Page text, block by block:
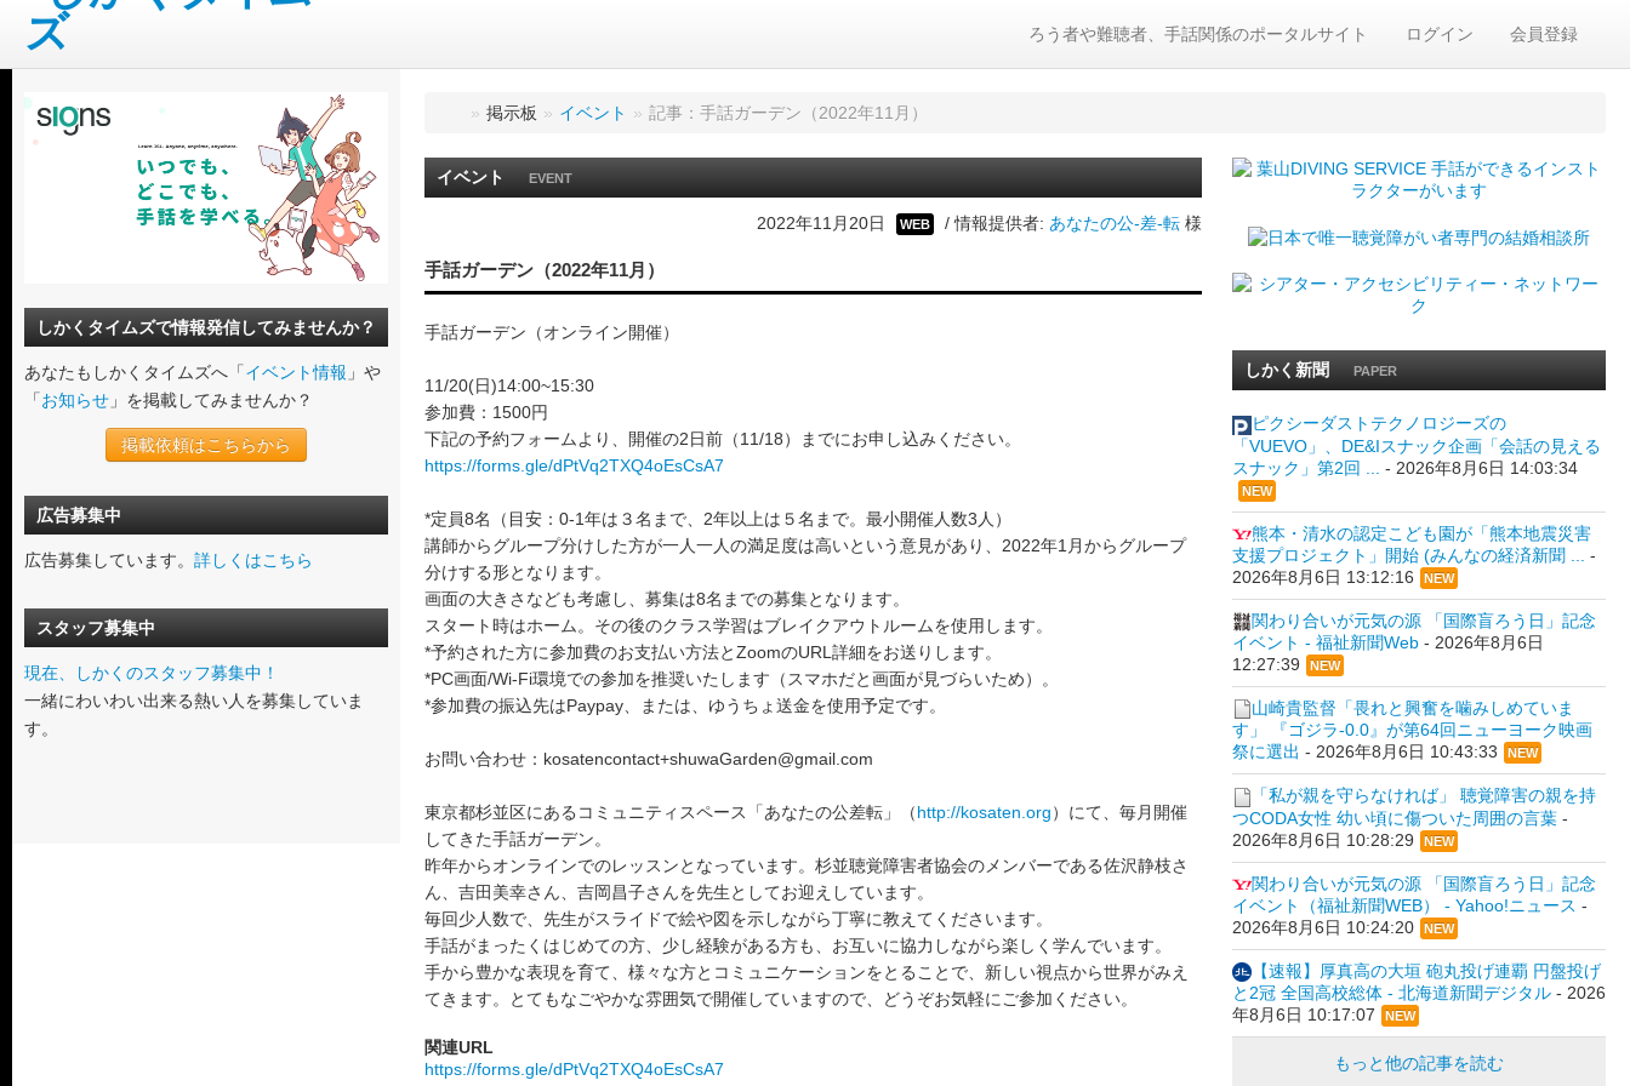
ログイン 会員登録
ろう者や難聴者、手話関係のポータルサイト
しかくタイムズで情報発信してみませんか？
あなたもしかくタイムズへ「イベント情報 」や
「お知らせ 」を掲載してみませんか？
掲載依頼はこちらから
広告募集中
広告募集しています。 詳しくはこちら
スタッフ募集中
現在、しかくのスタッフ募集中！
一緒にわいわい出来る熱い人を募集していま
す。
» 掲示板 » イベント » 記事：手話ガーデン（2022年11月）
イベント EVENT
2022年11月20日 WEB / 情報提供者: あなたの公-差-転 様
手話ガーデン（2022年11月）
手話ガーデン（オンライン開催）
11/20(日)14:00~15:30
参加費：1500円
下記の予約フォームより、開催の2日前（11/18）までにお申し込みください。
https://forms.gle/dPtVq2TXQ4oEsCsA7
*定員8名（目安：0-1年は３名まで、2年以上は５名まで。最小開催人数3人）
講師からグループ分けした方が一人一人の満足度は高いという意見があり、2022年1月からグループ
分けする形となります。
画面の大きさなども考慮し、募集は8名までの募集となります。
スタート時はホーム。その後のクラス学習はブレイクアウトルームを使用します。
*予約された方に参加費のお支払い方法とZoomのURL詳細をお送りします。
*PC画面/Wi-Fi環境での参加を推奨いたします（スマホだと画面が見づらいため）。
*参加費の振込先はPaypay、または、ゆうちょ送金を使用予定です。
お問い合わせ：kosatencontact+shuwaGarden@gmail.com
東京都杉並区にあるコミュニティスペース「あなたの公差転」（http://kosaten.org）にて、毎月開催
してきた手話ガーデン。
昨年からオンラインでのレッスンとなっています。杉並聴覚障害者協会のメンバーである佐沢静枝さ
ん、吉田美幸さん、吉岡昌子さんを先生としてお迎えしています。
毎回少人数で、先生がスライドで絵や図を示しながら丁寧に教えてくださいます。
手話がまったくはじめての方、少し経験がある方も、お互いに協力しながら楽しく学んでいます。
手から豊かな表現を育て、様々な方とコミュニケーションをとることで、新しい視点から世界がみえ
てきます。とてもなごやかな雰囲気で開催していますので、どうぞお気軽にご参加ください。
関連URL
https://forms.gle/dPtVq2TXQ4oEsCsA7
しかく新聞 PAPER
ピクシーダストテクノロジーズの
「VUEVO」、DE&Iスナック企画「会話の見える
スナック」第2回 ...
- 2026年8月6日 14:03:34
NEW
熊本・清水の認定こども園が「熊本地震災害
支援プロジェクト」開始 (みんなの経済新聞 ...
-
2026年8月6日 13:12:16
NEW
関わり合いが元気の源 「国際盲ろう日」記念
イベント - 福祉新聞Web- 2026年8月6日
12:27:39
NEW
山崎貴監督「畏れと興奮を噛みしめていま
す」 『ゴジラ-0.0』が第64回ニューヨーク映画
祭に選出 - 2026年8月6日 10:43:33 NEW
「私が親を守らなければ」 聴覚障害の親を持
つCODA女性 幼い頃に傷ついた周囲の言葉-
2026年8月6日 10:28:29
NEW
関わり合いが元気の源 「国際盲ろう日」記念
イベント（福祉新聞WEB） - Yahoo!ニュース -
2026年8月6日 10:24:20
NEW
【速報】厚真高の大垣 砲丸投げ連覇 円盤投げ
と2冠 全国高校総体 - 北海道新聞デジタル- 2026
年8月6日 10:17:07
NEW
もっと他の記事を読む